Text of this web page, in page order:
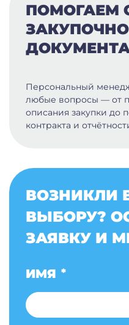
ПОМОГАЕМ
Персональный
любые вопросы — от
описания закупки до
контракта и
ВОЗНИКЛИ
ВЫБОРУ?
ЗАЯВКУ И
ИМЯ *